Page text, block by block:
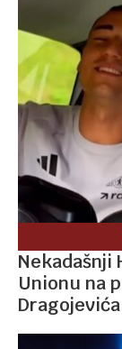
Nekadašnji
Unionu na